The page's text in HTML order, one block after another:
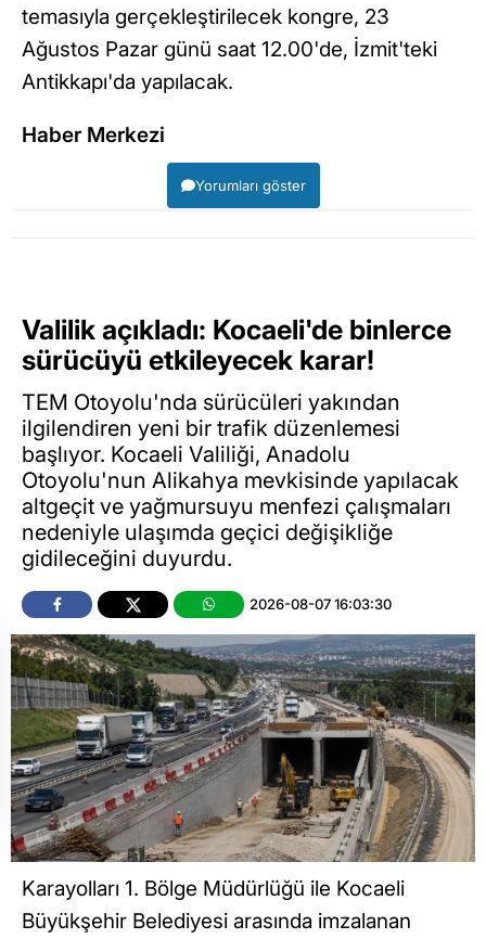
temasıyla gerçekleştirilecek kongre, 23
Ağustos Pazar günü saat 12.00'de, İzmit'teki
Antikkapı'da yapılacak.
Haber Merkezi
Yorumları göster
Valilik açıkladı: Kocaeli'de binlerce
sürücüyü etkileyecek karar!
TEM Otoyolu'nda sürücüleri yakından
ilgilendiren yeni bir trafik düzenlemesi
başlıyor. Kocaeli Valiliği, Anadolu
Otoyolu'nun Alikahya mevkisinde yapılacak
altgeçit ve yağmursuyu menfezi çalışmaları
nedeniyle ulaşımda geçici değişikliğe
gidileceğini duyurdu.
2026-08-07 16:03:30
Karayolları 1. Bölge Müdürlüğü ile Kocaeli
Büyükşehir Belediyesi arasında imzalanan